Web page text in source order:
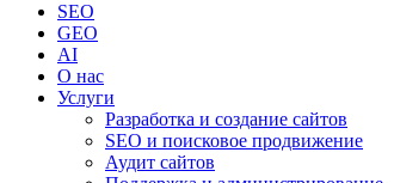
SEO
GEO
AI
О нас
Услуги
Разработка и создание сайтов
SEO и поисковое продвижение
Аудит сайтов